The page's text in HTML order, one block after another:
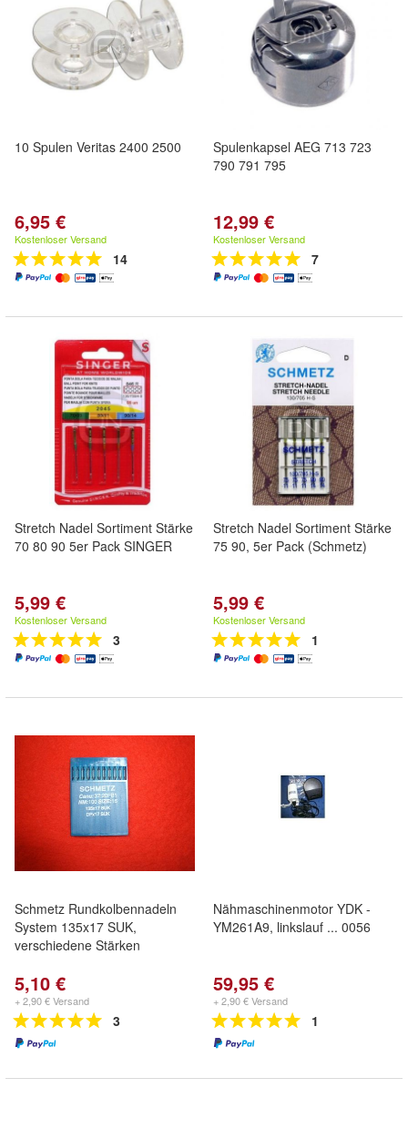
10 Spulen Veritas 2400 2500
6,95 €
Kostenloser Versand
14
Spulenkapsel AEG 713 723
790 791 795
12,99 €
Kostenloser Versand
7
Stretch Nadel Sortiment Stärke
70 80 90 5er Pack SINGER
5,99 €
Kostenloser Versand
3
Stretch Nadel Sortiment Stärke
75 90, 5er Pack (Schmetz)
5,99 €
Kostenloser Versand
1
Schmetz Rundkolbennadeln
System 135x17 SUK,
verschiedene Stärken
5,10 €
+ 2,90 € Versand
3
Nähmaschinenmotor YDK -
YM261A9, linkslauf ... 0056
59,95 €
+ 2,90 € Versand
1